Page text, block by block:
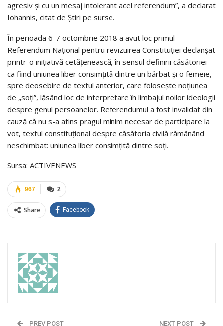
agresiv și cu un mesaj intolerant acel referendum”, a declarat
Iohannis, citat de Știri pe surse.
În perioada 6-7 octombrie 2018 a avut loc primul
Referendum Național pentru revizuirea Constituției declanșat
printr-o inițiativă cetățenească, în sensul definirii căsătoriei
ca fiind uniunea liber consimțită dintre un bărbat și o femeie,
spre deosebire de textul anterior, care folosește noțiunea
de „soți”, lăsând loc de interpretare în limbajul noilor ideologii
despre genul persoanelor. Referendumul a fost invalidat din
cauză că nu s-a atins pragul minim necesar de participare la
vot, textul constituțional despre căsătoria civilă rămânând
neschimbat: uniunea liber consimțită dintre soți.
Sursa: ACTIVENEWS
2
967
Share Facebook
PREV POST NEXT POST